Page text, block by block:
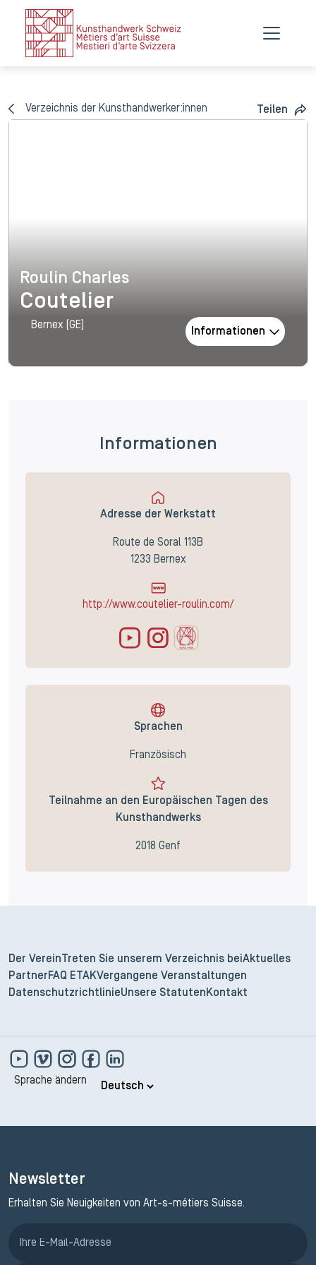
Verzeichnis der Kunsthandwerker:innen Teilen
Roulin Charles
Roulin Charles
Coutelier
Bernex (GE)
Informationen
Informationen
Adresse der Werkstatt
Route de Soral 113B
1233 Bernex
http://www.coutelier-roulin.com/
Sprachen
Französisch
Teilnahme an den Europäischen Tagen des
Kunsthandwerks
2018 Genf
Der Verein Treten Sie unserem Verzeichnis bei Aktuelles
Partner FAQ ETAKVergangene Veranstaltungen
DatenschutzrichtlinieUnsere Statuten Kontakt
Sprache ändern
Newsletter
Erhalten Sie Neuigkeiten von Art-s-métiers Suisse.